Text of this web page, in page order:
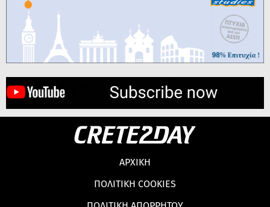
ΑΡΧΙΚΗ
ΠΟΛΙΤΙΚΗ COOKIES